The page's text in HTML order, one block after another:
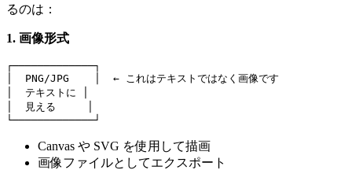
るのは：
1. 画像形式
┌─────────────┐
│  PNG/JPG    │  ← これはテキストではなく画像です
│  テキストに │
│  見える     │
Canvas や SVG を使用して描画
画像ファイルとしてエクスポート